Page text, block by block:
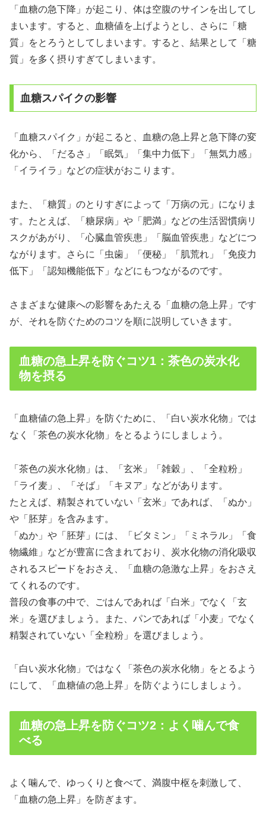
「血糖の急下降」が起こり、体は空腹のサインを出してし
まいます。すると、血糖値を上げようとし、さらに「糖
質」をとろうとしてしまいます。すると、結果として「糖
質」を多く摂りすぎてしまいます。
血糖スパイクの影響
「血糖スパイク」が起こると、血糖の急上昇と急下降の変
化から、「だるさ」「眠気」「集中力低下」「無気力感」
「イライラ」などの症状がおこります。
また、「糖質」のとりすぎによって「万病の元」になりま
す。たとえば、「糖尿病」や「肥満」などの生活習慣病リ
スクがあがり、「心臓血管疾患」「脳血管疾患」などにつ
ながります。さらに「虫歯」「便秘」「肌荒れ」「免疫力
低下」「認知機能低下」などにもつながるのです。
さまざまな健康への影響をあたえる「血糖の急上昇」です
が、それを防ぐためのコツを順に説明していきます。
血糖の急上昇を防ぐコツ1：茶色の炭水化
物を摂る
「血糖値の急上昇」を防ぐために、「白い炭水化物」では
なく「茶色の炭水化物」をとるようにしましょう。
「茶色の炭水化物」は、「玄米」「雑穀」、「全粒粉」
「ライ麦」、「そば」「キヌア」などがあります。
たとえば、精製されていない「玄米」であれば、「ぬか」
や「胚芽」を含みます。
「ぬか」や「胚芽」には、「ビタミン」「ミネラル」「食
物繊維」などが豊富に含まれており、炭水化物の消化吸収
されるスピードをおさえ、「血糖の急激な上昇」をおさえ
てくれるのです。
普段の食事の中で、ごはんであれば「白米」でなく「玄
米」を選びましょう。また、パンであれば「小麦」でなく
精製されていない「全粒粉」を選びましょう。
「白い炭水化物」ではなく「茶色の炭水化物」をとるよう
にして、「血糖値の急上昇」を防ぐようにしましょう。
血糖の急上昇を防ぐコツ2：よく噛んで食
べる
よく噛んで、ゆっくりと食べて、満腹中枢を刺激して、
「血糖の急上昇」を防ぎます。